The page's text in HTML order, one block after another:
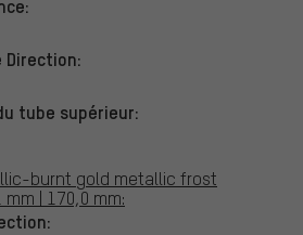
Direction:
tube supérieur:
burnt gold metallic frost
| 170,0 mm: